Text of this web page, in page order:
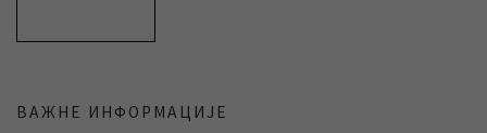
ВАЖНЕ ИНФОРМАЦИЈЕ